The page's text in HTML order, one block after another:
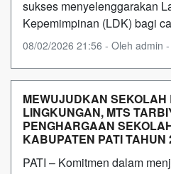
sukses menyelenggarakan
Kepemimpinan (LDK) bagi
08/02/2026 21:56 - Oleh admin
MEWUJUDKAN SEKOLAH
LINGKUNGAN, MTS
PENGHARGAAN
KABUPATEN PATI TAHUN
PATI – Komitmen dalam